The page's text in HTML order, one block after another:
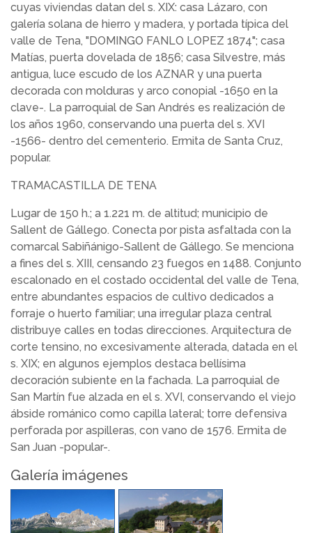
cuyas viviendas datan del s. XIX: casa Lázaro, con
galería solana de hierro y madera, y portada típica del
valle de Tena, "DOMINGO FANLO LOPEZ 1874"; casa
Matías, puerta dovelada de 1856; casa Silvestre, más
antigua, luce escudo de los AZNAR y una puerta
decorada con molduras y arco conopial -1650 en la
clave-. La parroquial de San Andrés es realización de
los años 1960, conservando una puerta del s. XVI
-1566- dentro del cementerio. Ermita de Santa Cruz,
popular.
TRAMACASTILLA DE TENA
Lugar de 150 h.; a 1.221 m. de altitud; municipio de
Sallent de Gállego. Conecta por pista asfaltada con la
comarcal Sabiñánigo-Sallent de Gállego. Se menciona
a fines del s. XIII, censando 23 fuegos en 1488. Conjunto
escalonado en el costado occidental del valle de Tena,
entre abundantes espacios de cultivo dedicados a
forraje o huerto familiar; una irregular plaza central
distribuye calles en todas direcciones. Arquitectura de
corte tensino, no excesivamente alterada, datada en el
s. XIX; en algunos ejemplos destaca bellísima
decoración subiente en la fachada. La parroquial de
San Martín fue alzada en el s. XVI, conservando el viejo
ábside románico como capilla lateral; torre defensiva
perforada por aspilleras, con vano de 1576. Ermita de
San Juan -popular-.
Galería imágenes